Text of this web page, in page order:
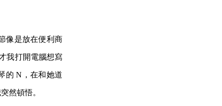
像是放在便利商
我打開電腦想寫
的 N，在和她道
然頓悟。